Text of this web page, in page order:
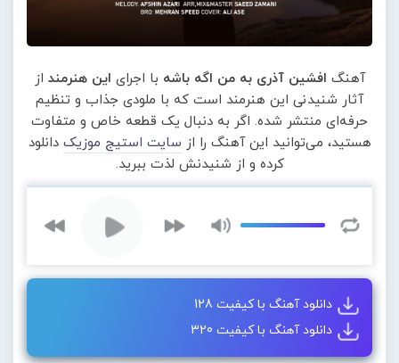
آهنگ افشین آذری به من اگه باشه با اجرای این هنرمند از
آثار شنیدنی این هنرمند است که با ملودی جذاب و تنظیم
حرفه‌ای منتشر شده. اگر به دنبال یک قطعه خاص و متفاوت
هستید، می‌توانید این آهنگ را از سایت استیج موزیک دانلود
کرده و از شنیدنش لذت ببرید.
دانلود آهنگ با کیفیت 128
دانلود آهنگ با کیفیت 320